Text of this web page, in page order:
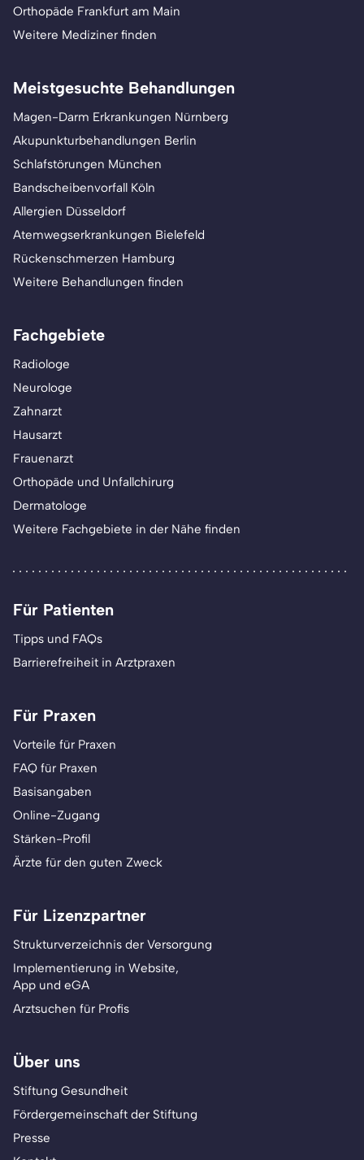
Orthopäde Frankfurt am Main
Weitere Mediziner finden
Meistgesuchte Behandlungen
Magen-Darm Erkrankungen Nürnberg
Akupunkturbehandlungen Berlin
Schlafstörungen München
Bandscheibenvorfall Köln
Allergien Düsseldorf
Atemwegserkrankungen Bielefeld
Rückenschmerzen Hamburg
Weitere Behandlungen finden
Fachgebiete
Radiologe
Neurologe
Zahnarzt
Hausarzt
Frauenarzt
Orthopäde und Unfallchirurg
Dermatologe
Weitere Fachgebiete in der Nähe finden
Für Patienten
Tipps und FAQs
Barrierefreiheit in Arztpraxen
Für Praxen
Vorteile für Praxen
FAQ für Praxen
Basisangaben
Online-Zugang
Stärken-Profil
Ärzte für den guten Zweck
Für Lizenzpartner
Strukturverzeichnis der Versorgung
Implementierung in Website,
App und eGA
Arztsuchen für Profis
Über uns
Stiftung Gesundheit
Fördergemeinschaft der Stiftung
Presse